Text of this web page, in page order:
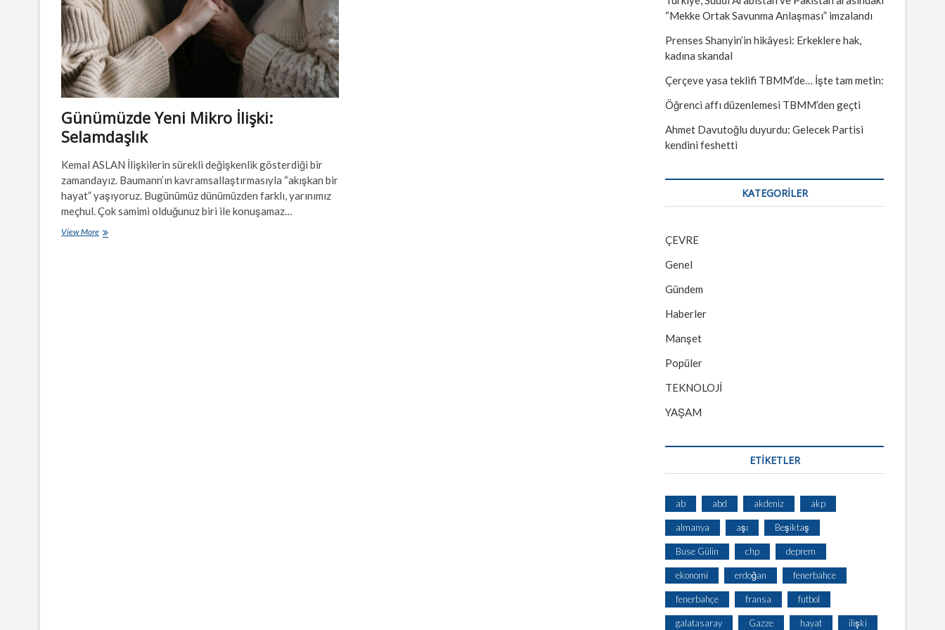
Günümüzde Yeni Mikro İlişki:
Selamdaşlık
Kemal ASLAN İlişkilerin sürekli değişkenlik gösterdiği bir
zamandayız. Baumann’ın kavramsallaştırmasıyla “akışkan bir
hayat” yaşıyoruz. Bugünümüz dünümüzden farklı, yarınımız
meçhul. Çok samimi olduğunuz biri ile konuşamaz…
View MoreGünümüzde
“Mekke Ortak Savunma Anlaşması” imzalandı
Prenses Shanyin’in hikâyesi: Erkeklere hak,
kadına skandal
Çerçeve yasa teklifi TBMM’de… İşte tam metin:
Öğrenci affı düzenlemesi TBMM’den geçti
Ahmet Davutoğlu duyurdu: Gelecek Partisi
kendini feshetti
KATEGORILER
ÇEVRE
Genel
Gündem
Haberler
Manşet
Popüler
TEKNOLOJİ
YAŞAM
ETİKETLER
ab abd akdeniz akp
almanya aşı Beşiktaş
Buse Gülin chp deprem
ekonomi erdoğan fenerbahce
fenerbahçe fransa futbol
galatasaray Gazze hayat ilişki